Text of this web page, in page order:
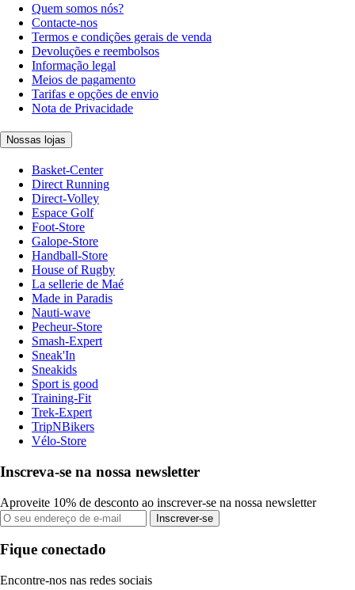
Quem somos nós?
Contacte-nos
Termos e condições gerais de venda
Devoluções e reembolsos
Informação legal
Meios de pagamento
Tarifas e opções de envio
Nota de Privacidade
Nossas lojas
Basket-Center
Direct Running
Direct-Volley
Espace Golf
Foot-Store
Galope-Store
Handball-Store
House of Rugby
La sellerie de Maé
Made in Paradis
Nauti-wave
Pecheur-Store
Smash-Expert
Sneak'In
Sneakids
Sport is good
Training-Fit
Trek-Expert
TripNBikers
Vélo-Store
Inscreva-se na nossa newsletter
Aproveite 10% de desconto ao inscrever-se na nossa newsletter
Inscrever-se
Fique conectado
Encontre-nos nas redes sociais